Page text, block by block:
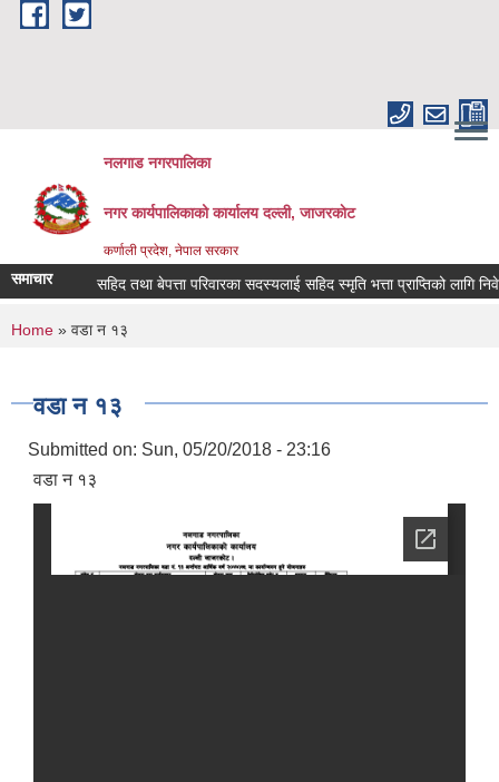
Skip to main content
नलगाड नगरपालिका
नगर कार्यपालिकाको कार्यालय दल्ली, जाजरकाेट
कर्णाली प्रदेश, नेपाल सरकार
समाचार सहिद तथा बेपत्ता परिवारका सदस्यलाई सहिद स्मृति भत्ता प्राप्तिको लागि निवेदन
You are here
Home » वडा न १३
वडा न १३
Submitted on: Sun, 05/20/2018 - 23:16
वडा न १३